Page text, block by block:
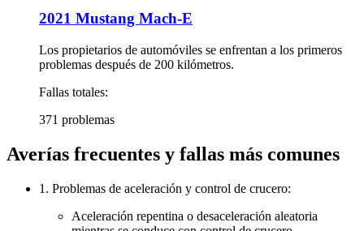
2021 Mustang Mach-E
Los propietarios de automóviles se enfrentan a los primeros
problemas después de 200 kilómetros.
Fallas totales:
371 problemas
Averías frecuentes y fallas más comunes
1. Problemas de aceleración y control de crucero:
Aceleración repentina o desaceleración aleatoria